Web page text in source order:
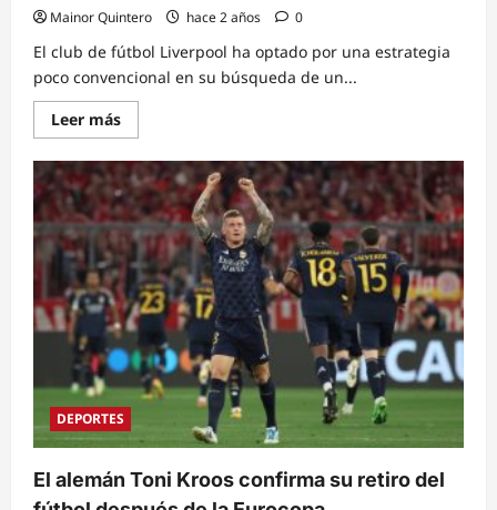
Mainor Quintero hace 2 años 0
El club de fútbol Liverpool ha optado por una estrategia
poco convencional en su búsqueda de un...
Leer másRead
more
El
Liverpool
busca
entrenador
de
‘jugadas
a
balón
parado’
para
el
primer
equipo
mediante
Linkedln.
DEPORTES
El alemán Toni Kroos confirma su retiro del